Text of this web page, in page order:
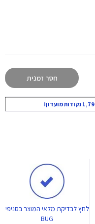
חסר זמנית
לחץלבדיקת מלאי המוצר בסניפי
BUG